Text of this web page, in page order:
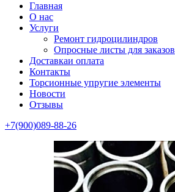
Главная
О нас
Услуги
Ремонт гидроцилиндров
Опросные листы для заказов
Доставкаи оплата
Контакты
Торсионные упругие элементы
Новости
Отзывы
+7(900)089-88-26